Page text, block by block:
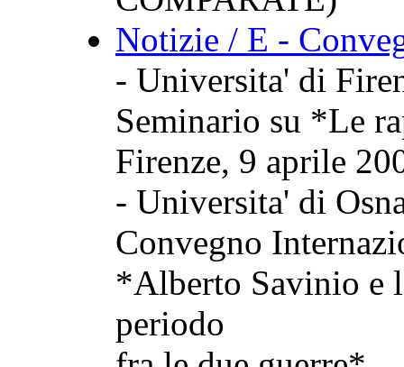
Notizie / E -
- Universita' di
Seminario su *Le
Firenze, 9 aprile
- Universita' di
Convegno
*Alberto Savinio e
periodo